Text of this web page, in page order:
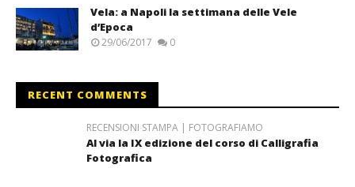
Vela: a Napoli la settimana delle Vele
d’Epoca
29/06/2017 0
RECENT COMMENTS
RECENSIONI STAMPA | FOTOGRAFIAMO
Al via la IX edizione del corso di Calligrafia
Fotografica